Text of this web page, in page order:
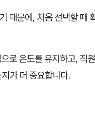
때문에, 처음 선택할 때
로 온도를 유지하고, 직
가 더 중요합니다.